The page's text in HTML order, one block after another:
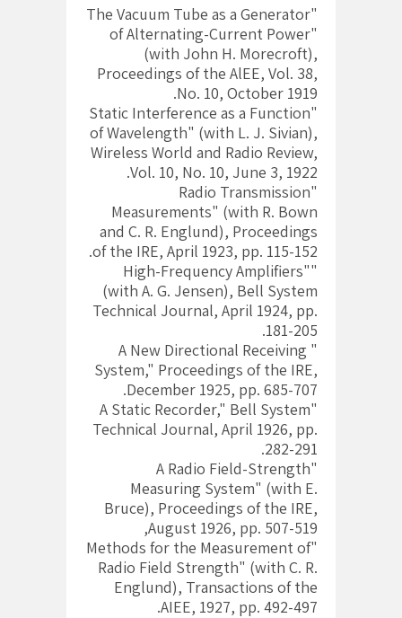
"The Vacuum Tube as a Generator
of Alternating-Current Power"
(with John H. Morecroft),
Proceedings of the AlEE, Vol. 38,
No. 10, October 1919.
"Static Interference as a Function
of Wavelength" (with L. J. Sivian),
Wireless World and Radio Review,
Vol. 10, No. 10, June 3, 1922.
"Radio Transmission
Measurements" (with R. Bown
and C. R. Englund), Proceedings
of the IRE, April 1923, pp. 115-152.
"High-Frequency Amplifiers"
(with A. G. Jensen), Bell System
Technical Journal, April 1924, pp.
181-205.
" A New Directional Receiving
System," Proceedings of the IRE,
December 1925, pp. 685-707.
"A Static Recorder," Bell System
Technical Journal, April 1926, pp.
282-291.
"A Radio Field-Strength
Measuring System" (with E.
Bruce), Proceedings of the IRE,
August 1926, pp. 507-519,
"Methods for the Measurement of
Radio Field Strength" (with C. R.
Englund), Transactions of the
AIEE, 1927, pp. 492-497.